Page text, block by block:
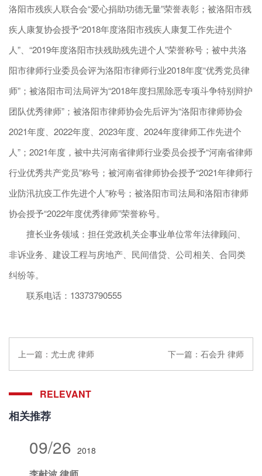
洛阳市残疾人联合会“爱心捐助功德无量”荣誉表彰；被洛阳市残
疾人康复协会授予“2018年度洛阳市残疾人康复工作先进个
人”、“2019年度洛阳市扶残助残先进个人”荣誉称号；被中共洛
阳市律师行业委员会评为洛阳市律师行业2018年度“优秀党员律
师”；被洛阳市司法局评为“2018年度扫黑除恶专项斗争特别辩护
团队优秀律师”；被洛阳市律师协会先后评为“洛阳市律师协会
2021年度、2022年度、2023年度、2024年度律师工作先进个
人”；2021年度，被中共河南省律师行业委员会授予“河南省律师
行业优秀共产党员”称号；被河南省律师协会授予“2021年律师行
业防汛抗疫工作先进个人”称号；被洛阳市司法局和洛阳市律师
协会授予“2022年度优秀律师”荣誉称号。
擅长业务领域：担任党政机关企事业单位常年法律顾问、
非诉业务、建设工程与房地产、民间借贷、公司相关、合同类
纠纷等。
联系电话：13373790555
上一篇： 尤士虎 律师 下一篇： 石会升 律师
RELEVANT
相关推荐
09/26 2018